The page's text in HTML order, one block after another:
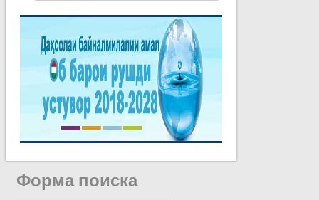
Форма поиска